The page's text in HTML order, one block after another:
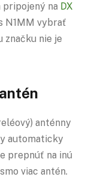
pripojený na DX
N1MM vybrať
značku nie je
anténny
automaticky
prepnúť na inú
viac antén.